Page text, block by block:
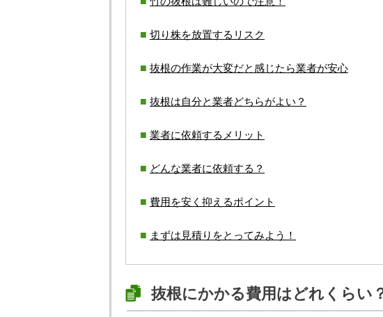
切り株を放置するリスク
抜根の作業が大変だと感じたら業者が安心
抜根は自分と業者どちらがよい？
業者に依頼するメリット
どんな業者に依頼する？
費用を安く抑えるポイント
まずは見積りをとってみよう！
抜根にかかる費用はどれくらい